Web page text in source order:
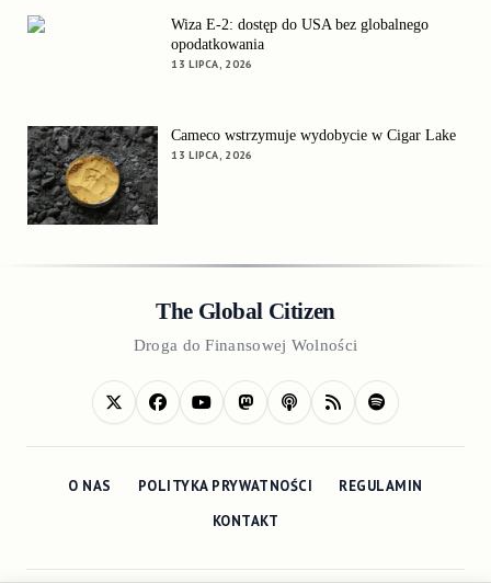
Wiza E-2: dostęp do USA bez globalnego
opodatkowania
13 LIPCA, 2026
Cameco wstrzymuje wydobycie w Cigar Lake
13 LIPCA, 2026
The Global Citizen
Droga do Finansowej Wolności
O NAS POLITYKA PRYWATNOŚCI
REGULAMIN
KONTAKT